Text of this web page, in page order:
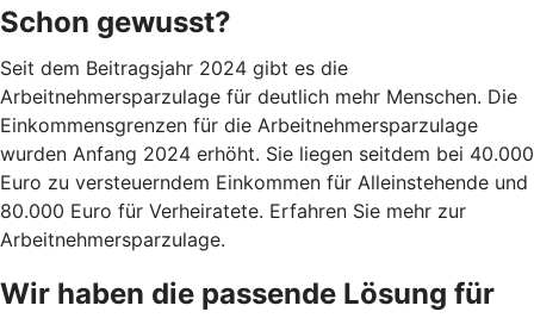
Schon gewusst?
Seit dem Beitragsjahr 2024 gibt es die
Arbeitnehmersparzulage für deutlich mehr Menschen. Die
Einkommensgrenzen für die Arbeitnehmersparzulage
wurden Anfang 2024 erhöht. Sie liegen seitdem bei 40.000
Euro zu versteuerndem Einkommen für Alleinstehende und
80.000 Euro für Verheiratete. Erfahren Sie mehr zur
Arbeitnehmersparzulage.
Wir haben die passende Lösung für